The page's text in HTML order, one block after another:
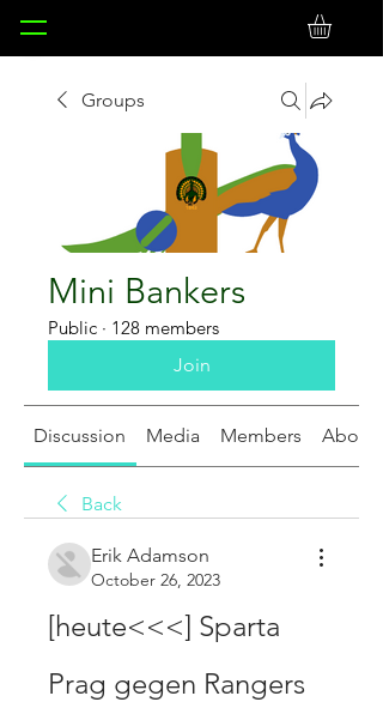
Groups
Mini Bankers
Public · 128 members
Join
Discussion Media Members About
Back
Erik Adamson
October 26, 2023
[heute<<<] Sparta
Prag gegen Rangers